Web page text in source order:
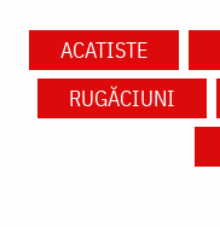
ACATISTE
RUGĂCIUNI